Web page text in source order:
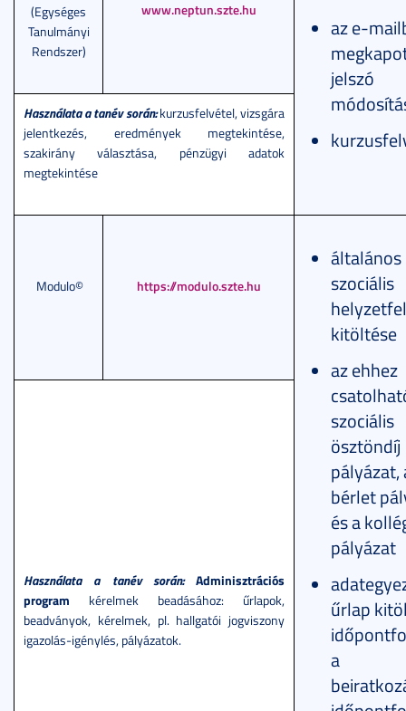
(Egységes
Tanulmányi
Rendszer)
www.neptun.szte.hu
az e-
jelszó
Használata a tanév során:kurzusfelvétel, vizsgára
jelentkezés, eredmények megtekintése,
szakirány választása, pénzügyi adatok
megtekintése
Modulo© https://modulo.szte.hu
általános
szociális
kitöltése
az ehhez
szociális
ösztöndíj
pályázat,
bérlet
és a
pályázat
űrlap
a
Használata a tanév során:
Adminisztrációs
program kérelmek beadásához: űrlapok,
beadványok, kérelmek, pl. hallgatói jogviszony
igazolás-igénylés, pályázatok.